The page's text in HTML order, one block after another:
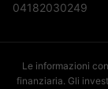
04182030249
Le informazioni
finanziaria. Gli